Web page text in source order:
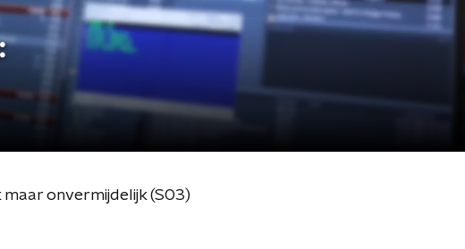
onvermijdelijk (S03)